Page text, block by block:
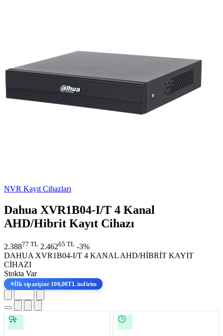
NVR Kayıt Cihazları
Dahua XVR1B04-I/T 4 Kanal
AHD/Hibrit Kayıt Cihazı
2.38877 TL 2.46265 TL -3%
DAHUA XVR1B04-I/T 4 KANAL AHD/HİBRİT KAYIT
CİHAZI
Stokta Var
⭐İlk siparişine 100,00TL indirim